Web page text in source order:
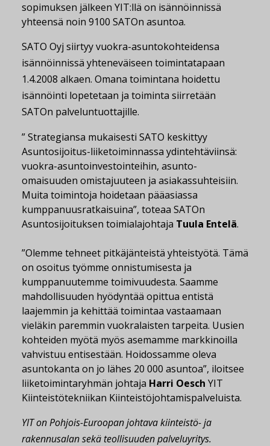
sopimuksen jälkeen YIT:llä on isännöinnissä
yhteensä noin 9100 SATOn asuntoa.
SATO Oyj siirtyy vuokra-asuntokohteidensa
isännöinnissä yhteneväiseen toimintatapaan
1.4.2008 alkaen. Omana toimintana hoidettu
isännöinti lopetetaan ja toiminta siirretään
SATOn palveluntuottajille.
” Strategiansa mukaisesti SATO keskittyy
Asuntosijoitus-liiketoiminnassa ydintehtäviinsä:
vuokra-asuntoinvestointeihin, asunto-
omaisuuden omistajuuteen ja asiakassuhteisiin.
Muita toimintoja hoidetaan pääasiassa
kumppanuusratkaisuina”, toteaa SATOn
Asuntosijoituksen toimialajohtaja Tuula Entelä.
”Olemme tehneet pitkäjänteistä yhteistyötä. Tämä
on osoitus työmme onnistumisesta ja
kumppanuutemme toimivuudesta. Saamme
mahdollisuuden hyödyntää opittua entistä
laajemmin ja kehittää toimintaa vastaamaan
vieläkin paremmin vuokralaisten tarpeita. Uusien
kohteiden myötä myös asemamme markkinoilla
vahvistuu entisestään. Hoidossamme oleva
asuntokanta on jo lähes 20 000 asuntoa”, iloitsee
liiketoimintaryhmän johtaja Harri Oesch YIT
Kiinteistötekniikan Kiinteistöjohtamispalveluista.
YIT on Pohjois-Euroopan johtava kiinteistö- ja
rakennusalan sekä teollisuuden palveluyritys.